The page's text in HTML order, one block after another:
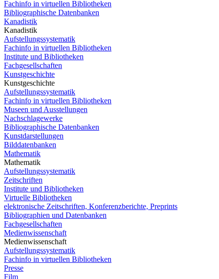
Fachinfo in virtuellen Bibliotheken
Bibliographische Datenbanken
Kanadistik
Kanadistik
Aufstellungssystematik
Fachinfo in virtuellen Bibliotheken
Institute und Bibliotheken
Fachgesellschaften
Kunstgeschichte
Kunstgeschichte
Aufstellungssystematik
Fachinfo in virtuellen Bibliotheken
Museen und Ausstellungen
Nachschlagewerke
Bibliographische Datenbanken
Kunstdarstellungen
Bilddatenbanken
Mathematik
Mathematik
Aufstellungssystematik
Zeitschriften
Institute und Bibliotheken
Virtuelle Bibliotheken
elektronische Zeitschriften, Konferenzberichte, Preprints
Bibliographien und Datenbanken
Fachgesellschaften
Medienwissenschaft
Medienwissenschaft
Aufstellungssystematik
Fachinfo in virtuellen Bibliotheken
Presse
Film